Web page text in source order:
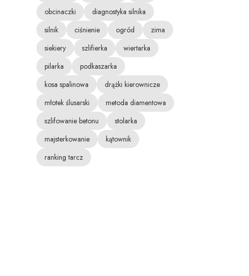
obcinaczki
diagnostyka silnika
silnik
ciśnienie ogród
zima
siekiery
szlifierka
wiertarka
pilarka
podkaszarka
kosa spalinowa
drążki kierownicze
młotek ślusarski
metoda diamentowa
szlifowanie betonu
stolarka
majsterkowanie
kątownik
ranking tarcz